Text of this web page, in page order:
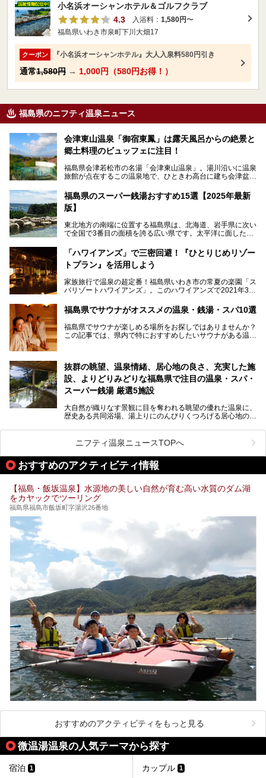
小名浜オーシャンホテル＆ゴルフクラブ
4.3
入浴料： 1,580円〜
福島県いわき市泉町下川大畑17
クーポン 『小名浜オーシャンホテル』大人入泉料580円引き
通常1,580円 → 1,000円（580円お得！）
福島県のニフティ温泉ニュース
会津東山温泉「御宿東鳳」は露天風呂からの絶景と
郷土料理のビュッフェに注目！
福島県会津若松市の名湯「会津東山温泉」。湯川沿いに温泉
旅館が点在するこの温泉地で、ひときわ高台に建ち会津盆地
ELS & RESORTSの「御宿東鳳」です。
大浴場は「宙の湯」「棚雲の湯」の2つ。いずれも素晴らし
の郷土料理など夕朝食の美味しさも評判。人気のこのお宿の
過ごし方を徹底紹介いたします。
───
提供元：オリックス・ホテルマネジメント株式会社【PR】
この記事は会津東山温泉 御宿東鳳のPR記事です。
福島県のスーパー銭湯おすすめ15選【2025年最新
版】
東北地方の南端に位置する福島県は、北海道、岩手県に次い
で全国で3番目の面積を誇る広い県です。太平洋に面した
る「中通り」、磐梯山や猪苗代湖、五色沼、尾瀬湿原などが
ある「会津地方」まで、変化に富んだ自然を楽しめるのが魅
力です。
も良好で、首都圏からの週末旅行先としても人気の福島県。
そんな福島県でチェックしておきたい、評判のスーパー銭湯
「ハワイアンズ」で三密回避！『ひとりじめリゾー
トプラン』を活用しよう
家族旅行で温泉の超定番！福島県いわき市の常夏の楽園「ス
パリゾートハワイアンズ」。このハワイアンズで2021年3月
く温泉編」をスタートしました。
子供と一緒に安心して温泉に行きたい、そんな方にお役立ち
のこのプランをはじめとして、ハワイアンズの「ひとりじめ
リゾートプラン」の魅力をご紹介します。
福島県でサウナがオススメの温泉・銭湯・スパ10選
福島県でサウナが楽しめる場所をお探しではありませんか？
この記事では、県内で特におすすめしたいサウナがある温泉
「最近疲れが溜まってる。リフレッシュできる場所ないか
な？」
そんな方は、ぜひサウナに足を運んでみてくださいね。
抜群の眺望、温泉情緒、居心地の良さ、充実した施
設、よりどりみどりな福島県で注目の温泉・スパ・
スーパー銭湯 厳選5施設
大自然が織りなす景観に目を奪われる眺望の優れた温泉に、
歴史ある共同浴場、湯上りにのんびりくつろげる居心地のい
スーパー銭湯など、多種多様な温浴施設が割拠する福島県。
今回は、そんな福島県にある温浴施設のなかから、筆者が
「一度訪ねてみたい」と気になっている魅力的な施設を5件
ピックアップして紹介します。
※2021/07/21時点の情報です。
ニフティ温泉ニュースTOPへ
おすすめのアクティビティ情報
【福島・飯坂温泉】水源地の美しい自然が育む高い水質のダム湖
をカヤックでツーリング
福島県福島市飯坂町字湯沢26番地
おすすめのアクティビティをもっと見る
微温湯温泉の人気テーマから探す
宿泊 1 カップル 1